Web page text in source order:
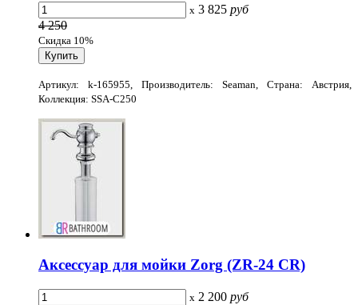
x 3 825 руб
4 250
Скидка 10%
Артикул: k-165955, Производитель: Seaman, Страна: Австрия,
Коллекция: SSA-C250
Аксессуар для мойки Zorg (ZR-24 CR)
x 2 200 руб